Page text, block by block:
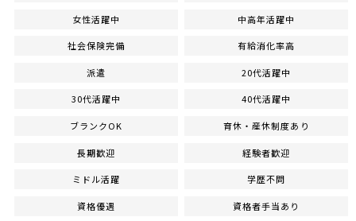
女性活躍中 中高年活躍中
社会保険完備 有給消化率高
派遣 20代活躍中
30代活躍中 40代活躍中
ブランクOK 育休・産休制度あり
長期歓迎 経験者歓迎
ミドル活躍 学歴不問
資格優遇 資格者手当あり